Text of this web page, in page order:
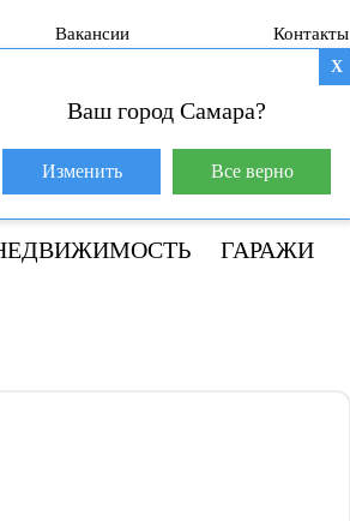
Вакансии Контакты
База покупателей (600)
8 800 250-04-53
ГАРАЖИ
X
Ваш город Самара?
Изменить Все верно